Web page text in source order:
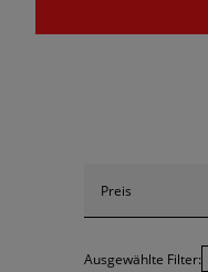
Preis
Ausgewählte Filter: